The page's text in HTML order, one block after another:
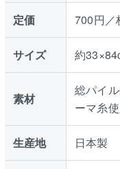
定価 700円／
サイズ 約
素材
総パイ
ーマ糸
生産地 日本製